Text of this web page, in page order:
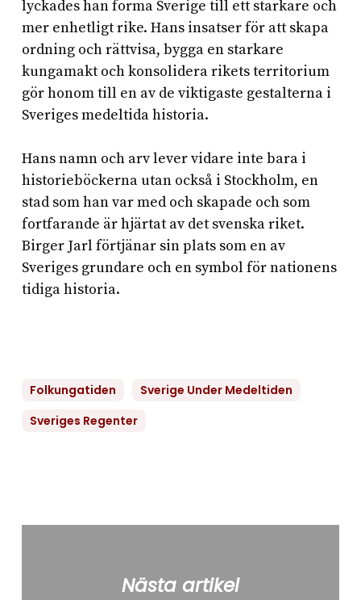
lyckades han forma Sverige till ett starkare och
mer enhetligt rike. Hans insatser för att skapa
ordning och rättvisa, bygga en starkare
kungamakt och konsolidera rikets territorium
gör honom till en av de viktigaste gestalterna i
Sveriges medeltida historia.
Hans namn och arv lever vidare inte bara i
historieböckerna utan också i Stockholm, en
stad som han var med och skapade och som
fortfarande är hjärtat av det svenska riket.
Birger Jarl förtjänar sin plats som en av
Sveriges grundare och en symbol för nationens
tidiga historia.
Folkungatiden
Sverige Under Medeltiden
Sveriges Regenter
Nästa artikel